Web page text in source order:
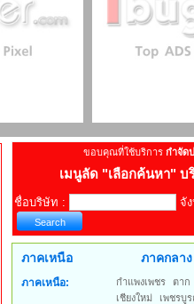
ขอบคุณที่ใช้บริการ กำจัด
เมนูลัด "เลือกค้นหา" บ
ชื่อบริษัท : จั
ภาคเหนือ ภาคกลาง
ภาคเหนือ: กำแพงเพชร
ตาก
เชียงใหม่
เพชรบู